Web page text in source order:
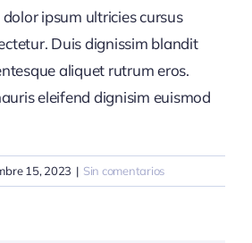
ipsum ultricies cursus
Duis dignissim blandit
aliquet rutrum eros.
eleifend dignisim euismod
15, 2023 | Sin comentarios